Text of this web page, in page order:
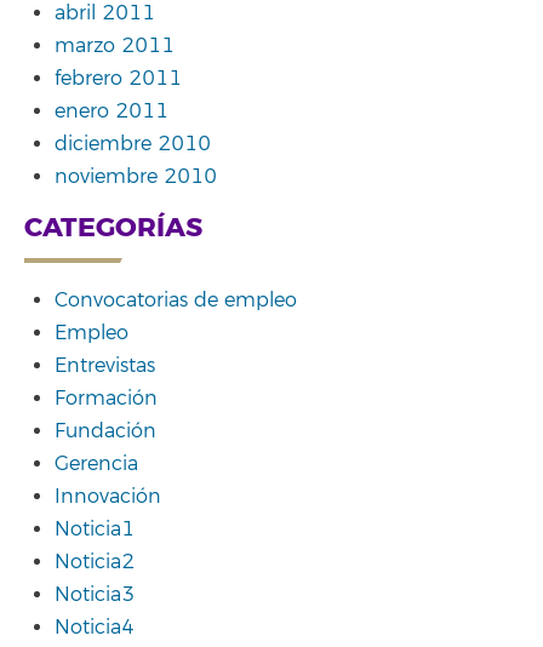
abril 2011
marzo 2011
febrero 2011
enero 2011
diciembre 2010
noviembre 2010
CATEGORÍAS
Convocatorias de empleo
Empleo
Entrevistas
Formación
Fundación
Gerencia
Innovación
Noticia1
Noticia2
Noticia3
Noticia4